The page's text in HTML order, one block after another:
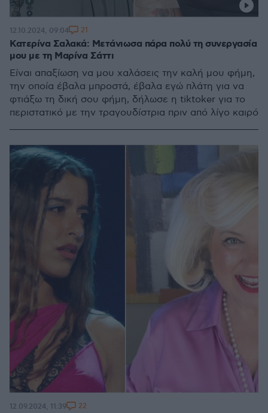
Κατερίνα Σαλακά: Μετάνιωσα πάρα πολύ τη συνεργασία
μου με τη Μαρίνα Σάττι
Είναι απαξίωση να μου χαλάσεις την καλή μου φήμη,
την οποία έβαλα μπροστά, έβαλα εγώ πλάτη για να
φτιάξω τη δική σου φήμη, δήλωσε η tiktoker για το
περιστατικό με την τραγουδίστρια πριν από λίγο καιρό
12.10.2024, 09:04 21
12.09.2024, 11:39 22